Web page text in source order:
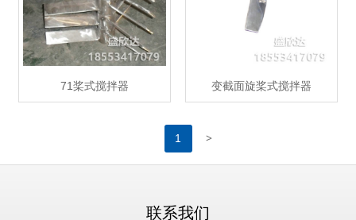
71桨式搅拌器 变截面旋桨式搅拌器
1 >
联系我们